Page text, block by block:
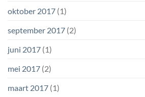
oktober 2017 (1)
september 2017 (2)
juni 2017 (1)
mei 2017 (2)
maart 2017 (1)